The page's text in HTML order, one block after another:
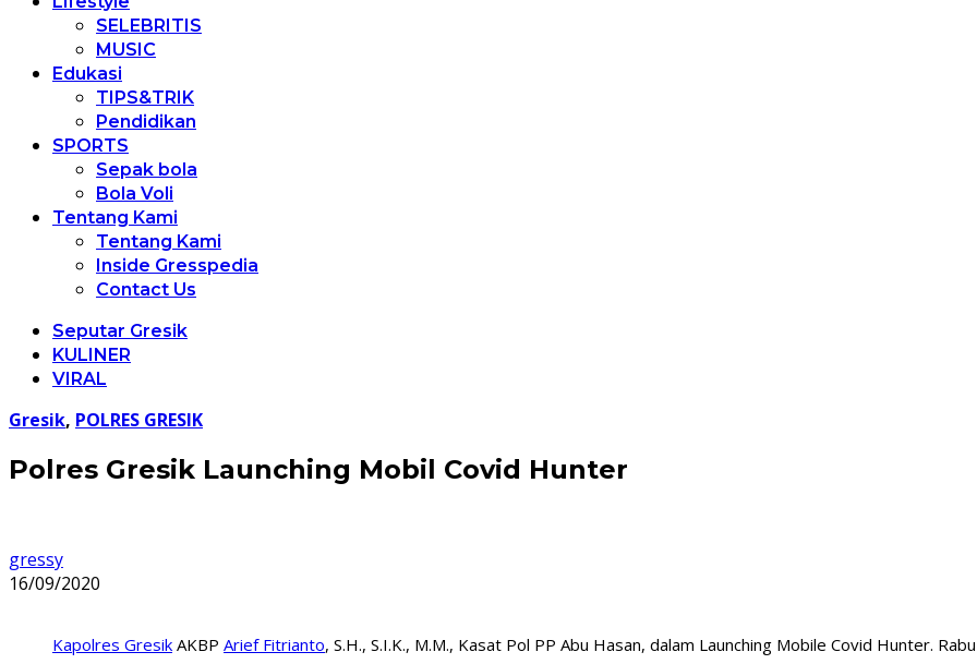
SELEBRITIS
MUSIC
Edukasi
TIPS&TRIK
Pendidikan
SPORTS
Sepak bola
Bola Voli
Tentang Kami
Tentang Kami
Inside Gresspedia
Contact Us
Seputar Gresik
KULINER
VIRAL
Gresik, POLRES GRESIK
Polres Gresik Launching Mobil Covid Hunter
gressy
16/09/2020
Kapolres Gresik AKBP Arief Fitrianto, S.H., S.I.K., M.M., Kasat Pol PP Abu Hasan, dalam Launching Mobile Covid Hunter.